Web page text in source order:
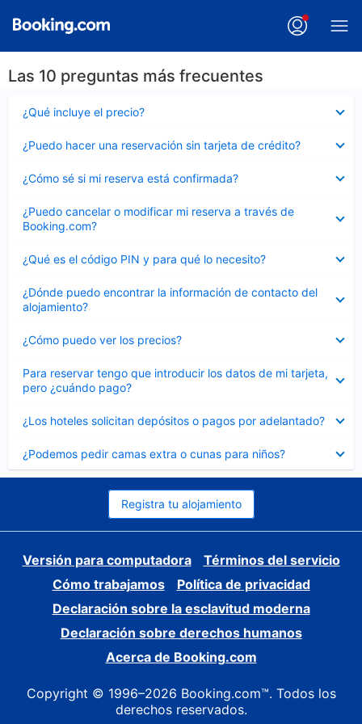
Las 10 preguntas más frecuentes
¿Qué incluye el precio?
cerrado
¿Puedo hacer una reservación sin tarjeta de crédito?
cerrado
¿Cómo sé si mi reserva está confirmada?
cerrado
¿Puedo cancelar o modificar mi reserva a través de
Booking.com?
cerrado
¿Qué es el código PIN y para qué lo necesito?
cerrado
¿Dónde puedo encontrar la información de contacto del
alojamiento?
cerrado
¿Cómo puedo ver los precios?
cerrado
Para reservar tengo que introducir los datos de mi tarjeta,
pero ¿cuándo pago?
cerrado
¿Los hoteles solicitan depósitos o pagos por adelantado?
cerrado
¿Podemos pedir camas extra o cunas para niños?
cerrado
Registra tu alojamiento
Versión para computadora
Términos del servicio
Cómo trabajamos
Política de privacidad
Declaración sobre la esclavitud moderna
Declaración sobre derechos humanos
Acerca de Booking.com
Copyright © 1996–2026 Booking.com™. Todos los
derechos reservados.